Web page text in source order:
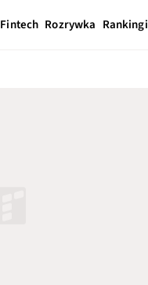
Fintech Rozrywka Rankingi